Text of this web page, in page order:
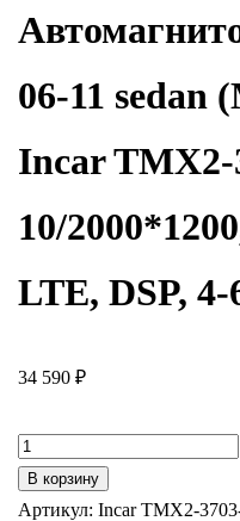
06-11
Incar
10/
LTE, DSP, 4-
34 590 ₽
Количество
товара
Автомагнитола
В корзину
Артикул: Incar TMX2-